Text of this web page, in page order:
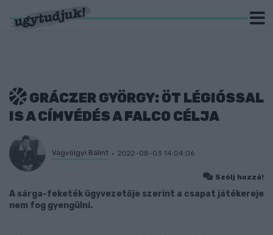
GRÁCZER GYÖRGY: ÖT LÉGIÓSSAL
IS A CÍMVÉDÉS A FALCO CÉLJA
Vágvölgyi Bálint 2022-08-03 14:04:06
Szólj hozzá!
A sárga-feketék ügyvezetője szerint a csapat játékereje
nem fog gyengülni.